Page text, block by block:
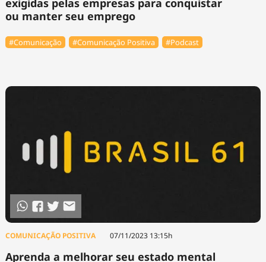
exigidas pelas empresas para conquistar
ou manter seu emprego
#Comunicação #Comunicação Positiva #Podcast
COMUNICAÇÃO POSITIVA 07/11/2023 13:15h
Aprenda a melhorar seu estado mental